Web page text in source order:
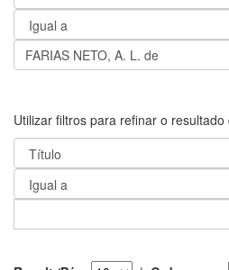
Utilizar filtros para refinar o resultado